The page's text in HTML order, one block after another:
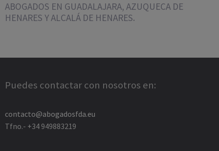
ABOGADOS EN GUADALAJARA, AZUQUECA DE
HENARES Y ALCALÁ DE HENARES.
Puedes contactar con nosotros en:
contacto@abogadosfda.eu
Tfno.- +34 949883219